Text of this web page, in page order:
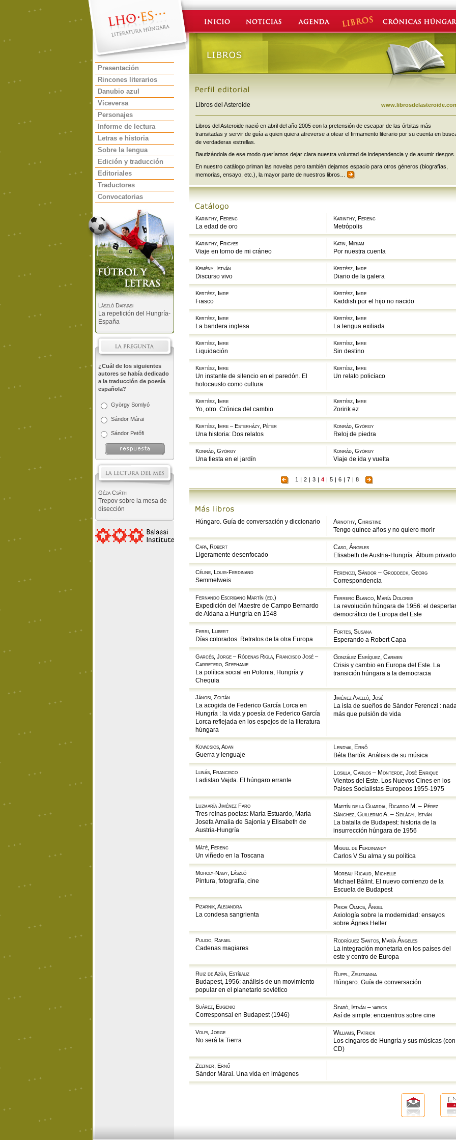
Presentación
Rincones literarios
Danubio azul
Viceversa
Personajes
Informe de lectura
Letras e historia
Sobre la lengua
Edición y traducción
Editoriales
Traductores
Convocatorias
László Darvasi
La repetición del Hungría-
España
¿Cuál de los siguientes
autores se había dedicado
a la traducción de poesía
española?
György Somlyó
Sándor Márai
Sándor Petőfi
Géza Csáth
Trepov sobre la mesa de
disección
Libros del Asteroide
Libros del Asteroide nació en abril del año 2005 con la pretensión de escapar de las órbitas más
transitadas y servir de guía a quien quiera atreverse a otear el firmamento literario por su cuenta en
de verdaderas estrellas.
Bautizándola de ese modo queríamos dejar clara nuestra voluntad de independencia y de asumir riesgos.
En nuestro catálogo priman las novelas pero también dejamos espacio para otros géneros (biografías,
memorias, ensayo, etc.), la mayor parte de nuestros libros…
Karinthy, Ferenc
La edad de oro
Karinthy, Ferenc
Metrópolis
Karinthy, Frigyes
Viaje en torno de mi cráneo
Katin, Miriam
Por nuestra cuenta
Kemény, István
Discurso vivo
Kertész, Imre
Diario de la galera
Kertész, Imre
Fiasco
Kertész, Imre
Kaddish por el hijo no nacido
Kertész, Imre
La bandera inglesa
Kertész, Imre
La lengua exiliada
Kertész, Imre
Liquidación
Kertész, Imre
Sin destino
Kertész, Imre
Un instante de silencio en el paredón. El
holocausto como cultura
Kertész, Imre
Un relato policíaco
Kertész, Imre
Yo, otro. Crónica del cambio
Kertész, Imre
Zoririk ez
Kertész, Imre – Esterházy, Péter
Una historia: Dos relatos
Konrád, György
Reloj de piedra
Konrád, György
Una fiesta en el jardín
Konrád, György
Viaje de ida y vuelta
1 | 2 | 3 | 4 | 5 | 6 | 7 | 8
Húngaro. Guía de conversación y diccionario
Arnothy, Christine
Tengo quince años y no quiero morir
Capa, Robert
Ligeramente desenfocado
Caso, Ángeles
Elisabeth de Austria-Hungría. Álbum privado
Céline, Louis-Ferdinand
Semmelweis
Ferenczi, Sándor – Groddeck, Georg
Correspondencia
Fernando Escribano Martín (ed.)
Expedición del Maestre de Campo Bernardo
de Aldana a Hungría en 1548
Ferrero Blanco, María Dolores
La revolución húngara de 1956: el despertar
democrático de Europa del Este
Ferri, Llibert
Días colorados. Retratos de la otra Europa
Fortes, Susana
Esperando a Robert Capa
Garcés, Jorge – Ródenas Rigla, Francisco José –
Carretero, Stephanie
La política social en Polonia, Hungría y
Chequia
González Enríquez, Carmen
Crisis y cambio en Europa del Este. La
transición húngara a la democracia
Jánosi, Zoltán
La acogida de Federico García Lorca en
Hungría : la vida y poesía de Federico García
Lorca reflejada en los espejos de la literatura
húngara
Jiménez Avelló, José
La isla de sueños de Sándor Ferenczi :
más que pulsión de vida
Kovacsics, Adan
Guerra y lenguaje
Lendvai, Ernő
Béla Bartók. Análisis de su música
Llinás, Francisco
Ladislao Vajda. El húngaro errante
Losilla, Carlos – Monterde, José Enrique
Vientos del Este. Los Nuevos Cines en los
Paises Socialistas Europeos 1955-1975
Luzmaría Jiménez Faro
Tres reinas poetas: María Estuardo, María
Josefa Amalia de Sajonia y Elisabeth de
Austria-Hungría
Martín de la Guardia, Ricardo M. – Pérez
Sánchez, Guillermo A. – Szilágyi, István
La batalla de Budapest: historia de la
insurrección húngara de 1956
Máté, Ferenc
Un viñedo en la Toscana
Miguel de Ferdinandy
Carlos V Su alma y su política
Moholy-Nagy, László
Pintura, fotografía, cine
Moreau Ricaud, Michelle
Michael Bálint. El nuevo comienzo de la
Escuela de Budapest
Pizarnik, Alejandra
La condesa sangrienta
Prior Olmos, Ángel
Axiología sobre la modernidad: ensayos
sobre Ágnes Heller
Pulido, Rafael
Cadenas magiares
Rodríguez Santos, María Ángeles
La integración monetaria en los países del
este y centro de Europa
Ruiz de Azúa, Estíbaliz
Budapest, 1956: análisis de un movimiento
popular en el planetario soviético
Ruppl, Zsuzsanna
Húngaro. Guía de conversación
Suárez, Eugenio
Corresponsal en Budapest (1946)
Szabó, István – varios
Así de simple: encuentros sobre cine
Volpi, Jorge
No será la Tierra
Williams, Patrick
Los cíngaros de Hungría y sus músicas (con
CD)
Zeltner, Ernő
Sándor Márai. Una vida en imágenes